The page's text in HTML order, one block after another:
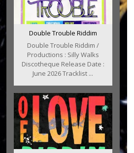
Double Trouble Riddim
Double Trouble Riddim /
Productions : Silly Walks
Discotheque Release Date :
June 2026 Tracklist ...